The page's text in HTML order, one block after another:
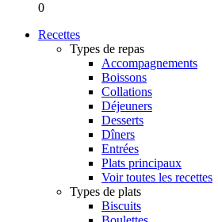
0
Recettes
Types de repas
Accompagnements
Boissons
Collations
Déjeuners
Desserts
Dîners
Entrées
Plats principaux
Voir toutes les recettes
Types de plats
Biscuits